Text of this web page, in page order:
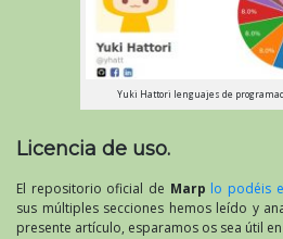
Yuki Hattori lenguajes de
Licencia de uso.
El repositorio oficial de Marp lo podéis
sus múltiples secciones hemos leído y
presente artículo, esparamos os sea útil